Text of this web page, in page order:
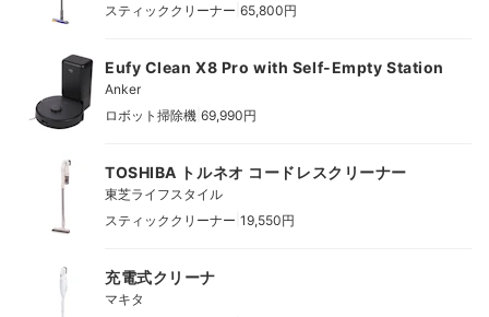
スティッククリーナー 65,800円
Eufy Clean X8 Pro with Self-Empty Station
Anker
ロボット掃除機 69,990円
TOSHIBA トルネオ コードレスクリーナー
東芝ライフスタイル
スティッククリーナー 19,550円
充電式クリーナ
マキタ